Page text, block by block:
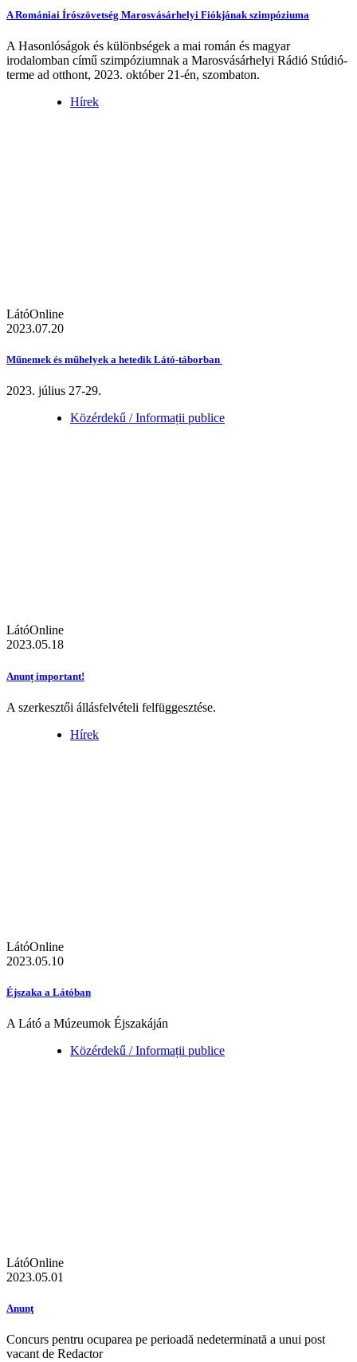
A Romániai Írószövetség Marosvásárhelyi Fiókjának szimpóziuma
A Hasonlóságok és különbségek a mai román és magyar
irodalomban című szimpóziumnak a Marosvásárhelyi Rádió Stúdió-
terme ad otthont, 2023. október 21-én, szombaton.
Hírek
LátóOnline
2023.07.20
Műnemek és műhelyek a hetedik Látó-táborban
2023. július 27-29.
Közérdekű / Informații publice
LátóOnline
2023.05.18
Anunț important!
A szerkesztői állásfelvételi felfüggesztése.
Hírek
LátóOnline
2023.05.10
Éjszaka a Látóban
A Látó a Múzeumok Éjszakáján
Közérdekű / Informații publice
LátóOnline
2023.05.01
Anunţ
Concurs pentru ocuparea pe perioadă nedeterminată a unui post
vacant de Redactor